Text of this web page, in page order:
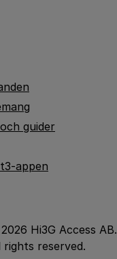
guider
appen
Hi3G Access AB.
rights reserved.